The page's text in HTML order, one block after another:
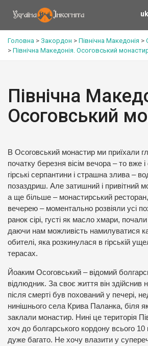
uk
Головна > Закордон > Північна Македонія >
> Північна Македонія. Осоговський
Північна
Осоговський
В Осоговський монастир ми приїхали
початку березня вісім вечора – то вже
гірські серпантини і страшна злива –
позаздриш. Але затишний і привітний
а ще більше – монастирський
вечерею – моментально розвіяли усі
ранок сірі, густі як масло хмари,
даючи нам можливість намилуватися
обителі, яка розкинулася в гірській
терасах.
Йоаким Осоговський – відомий
відлюдник. За своє життя він здійснив
після смерті був похований у печері,
нинішнього села Крива Паланка, біля
заклали монастир. Нині це територія
хоч до болгарського кордону всього 10
дуже багато. Не хочу влазити у